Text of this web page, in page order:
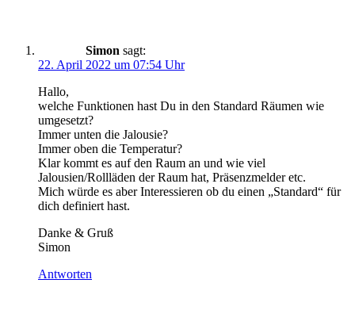
Simon sagt:
22. April 2022 um 07:54 Uhr
Hallo,
welche Funktionen hast Du in den Standard Räumen wie
umgesetzt?
Immer unten die Jalousie?
Immer oben die Temperatur?
Klar kommt es auf den Raum an und wie viel
Jalousien/Rollläden der Raum hat, Präsenzmelder etc.
Mich würde es aber Interessieren ob du einen „Standard“ für
dich definiert hast.
Danke & Gruß
Simon
Antworten